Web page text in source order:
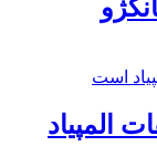
المپیاد